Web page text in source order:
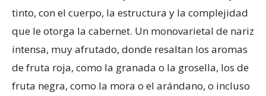
tinto, con el cuerpo, la estructura y la complejidad
que le otorga la cabernet. Un monovarietal de nariz
intensa, muy afrutado, donde resaltan los aromas
de fruta roja, como la granada o la grosella, los de
fruta negra, como la mora o el arándano, o incluso